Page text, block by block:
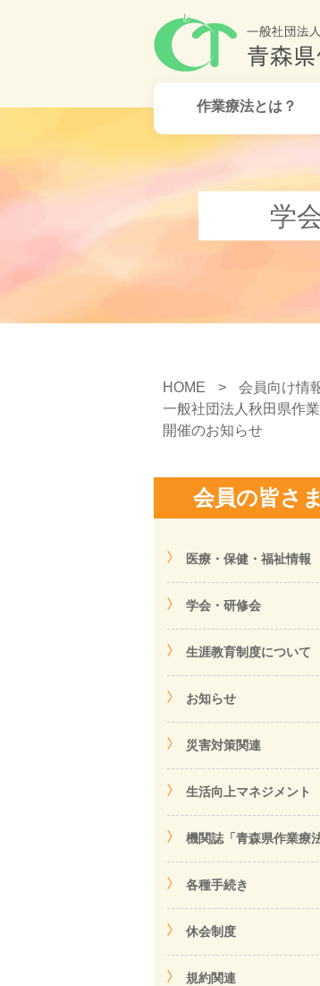
作業療法とは？
学
HOME > 会員向け情
一般社団法人秋田県作
開催のお知らせ
会員の皆さ
医療・保健・福祉情報
学会・研修会
生涯教育制度について
お知らせ
災害対策関連
生活向上マネジメント
機関誌「青森県作業療
各種手続き
休会制度
規約関連